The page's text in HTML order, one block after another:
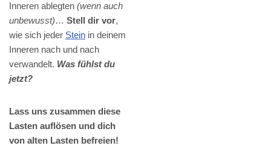
Inneren ablegten (wenn auch
unbewusst)… Stell dir vor,
wie sich jeder Stein in deinem
Inneren nach und nach
verwandelt. Was fühlst du
jetzt?
Lass uns zusammen diese
Lasten auflösen und dich
von alten Lasten befreien!